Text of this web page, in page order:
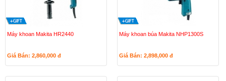
Máy khoan Makita HR2440
Giá Bán: 2,860,000 đ
Máy khoan búa Makita NHP1300S
Giá Bán: 2,898,000 đ